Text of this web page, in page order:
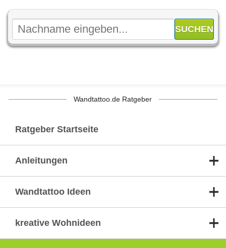
Wandtattoo.de Ratgeber
Ratgeber Startseite
Anleitungen
Wandtattoo Ideen
kreative Wohnideen